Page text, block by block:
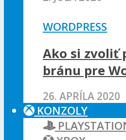
WORDPRESS
Ako si zvoliť
bránu pre
26. APRÍLA 2020
KONZOLY